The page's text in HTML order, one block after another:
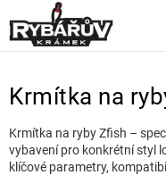
na
obsah
Krmítka na
Krmítka na ryby Zfish –
vybavení pro konkrétní styl
klíčové parametry,